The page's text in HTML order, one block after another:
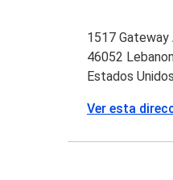
1517 Gateway
46052
Estados Unidos
Ver esta